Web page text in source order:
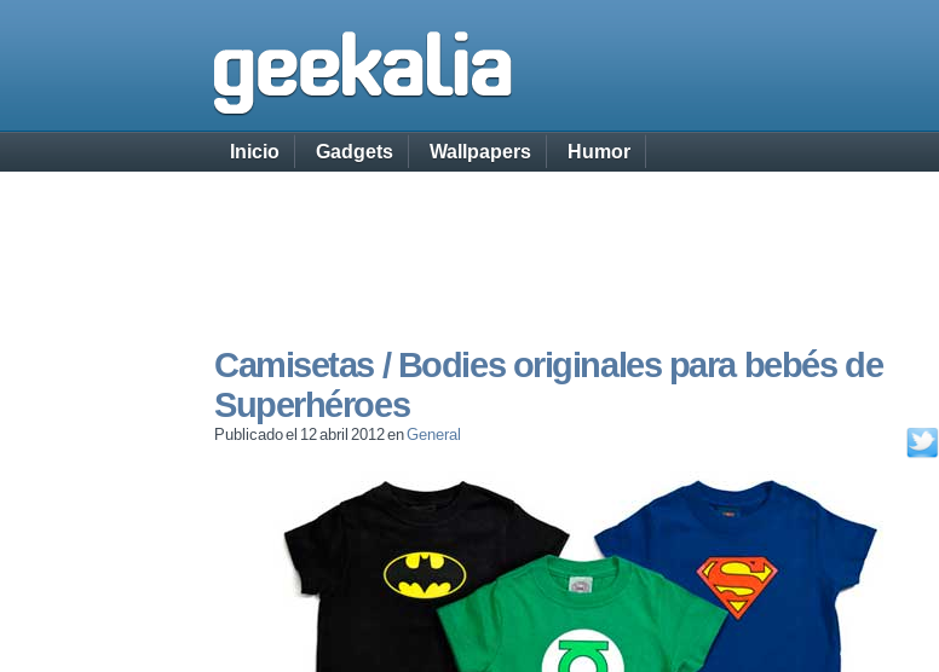
Inicio Gadgets Wallpapers Humor
Camisetas / Bodies originales para bebés de
Superhéroes
Publicado el 12 abril 2012 enGeneral